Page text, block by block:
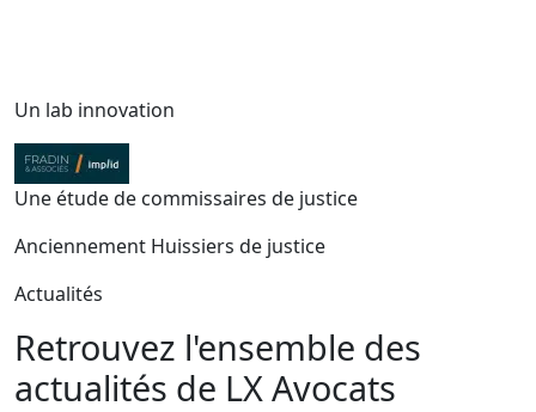
Un lab innovation
Une étude de commissaires de justice
Anciennement Huissiers de justice
Actualités
Retrouvez l'ensemble des
actualités de LX Avocats